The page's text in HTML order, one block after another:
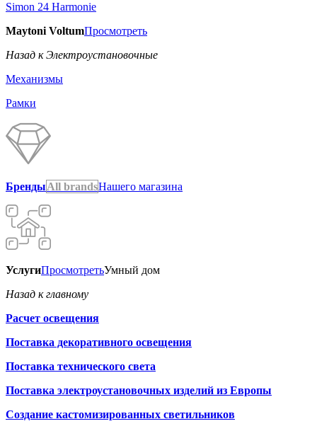
Simon 24 Harmonie
Maytoni VoltumПросмотреть
Назад к Электроустановочные
Механизмы
Рамки
БрендыAll brandsНашего магазина
УслугиПросмотретьУмный дом
Назад к главному
Расчет освещения
Поставка декоративного освещения
Поставка технического света
Поставка электроустановочных изделий из Европы
Создание кастомизированных светильников